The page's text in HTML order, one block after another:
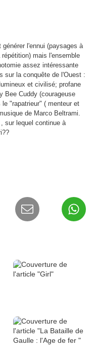
l'ennui (paysages à
mais l'ensemble
assez intéressante
sur la conquête de l'Ouest :
et civilisé; profane
Bee Cuddy (courageuse
"rapatrieur" ( menteur et
de Marco Beltrami.
sur lequel continue à